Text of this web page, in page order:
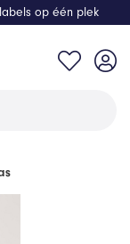
op één plek